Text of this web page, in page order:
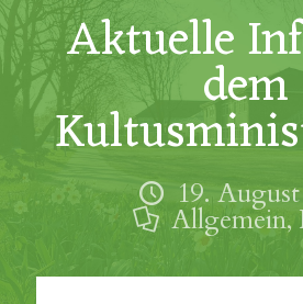
Aktuelle
dem
19.
Allgemein,